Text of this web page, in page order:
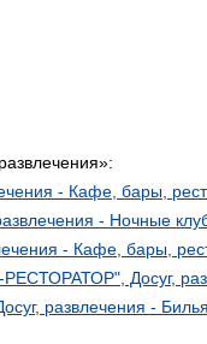
- Кафе, бары,
- Ночные
- Кафе, бары,
Досуг,
развлечения -